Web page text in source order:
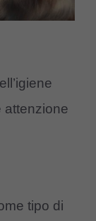
attenzione
tipo di